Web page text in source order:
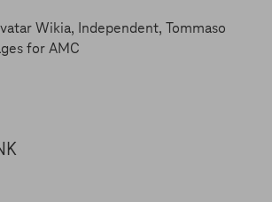
Wikia, Independent, Tommaso
for AMC